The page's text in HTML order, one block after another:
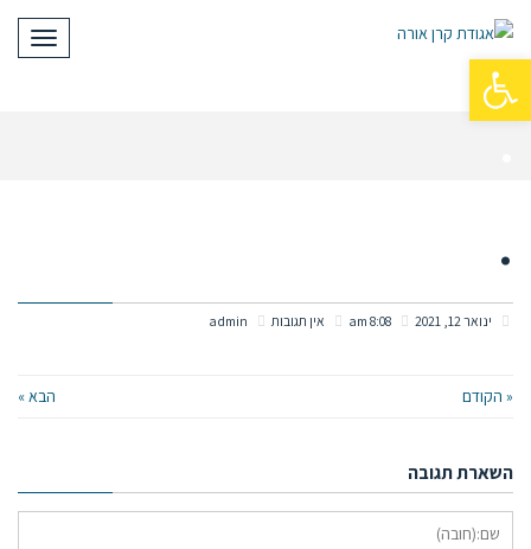
פתח סרגל נגישות
תפריט
.
ינואר 12, 2021 אין תגובות admin
« הקודם הבא »
השארת תגובה